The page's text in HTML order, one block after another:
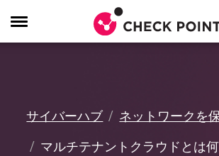
Toggle
Navigation
サイバーハブ
ネットワークを
マルチテナントクラウドとは